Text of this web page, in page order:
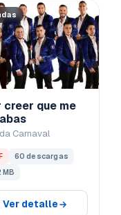
creer que me
Carnaval
60 descargas
MB
Ver detalle